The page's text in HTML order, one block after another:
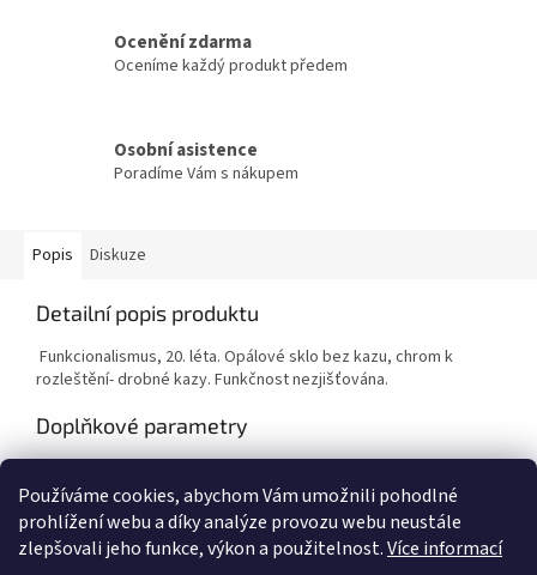
Používáme cookies, abychom Vám umožnili pohodlné
prohlížení webu a díky analýze provozu webu neustále
zlepšovali jeho funkce, výkon a použitelnost.Více informací
Ocenění zdarma
Oceníme každý produkt předem
Osobní asistence
Poradíme Vám s nákupem
Popis Diskuze
Detailní popis produktu
Funkcionalismus, 20. léta. Opálové sklo bez kazu, chrom k
rozleštění- drobné kazy. Funkčnost nezjišťována.
Doplňkové parametry
Hmotnost: 1 kg